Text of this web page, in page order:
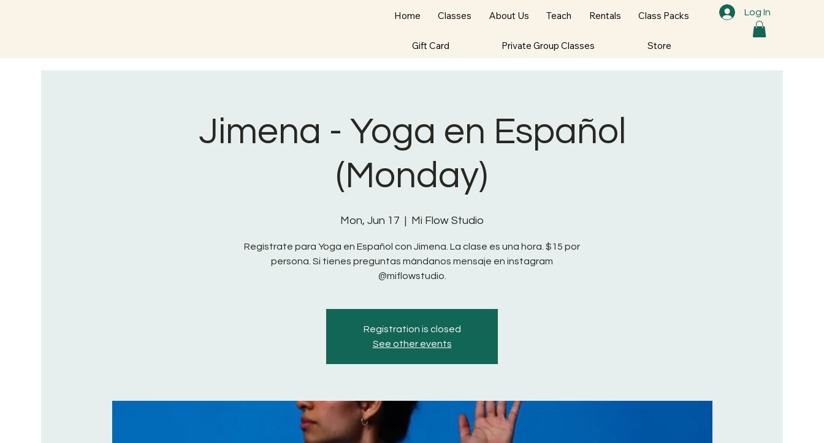
Log In
Home Classes About Us Teach Rentals Class Packs
Gift Card Private Group Classes Store
Jimena - Yoga en Español
(Monday)
Mon, Jun 17
  |
Mi Flow Studio
Regístrate para Yoga en Español con Jimena. La clase es una hora. $15 por
persona. Si tienes preguntas mándanos mensaje en instagram
@miflowstudio.
Registration is closed
See other events